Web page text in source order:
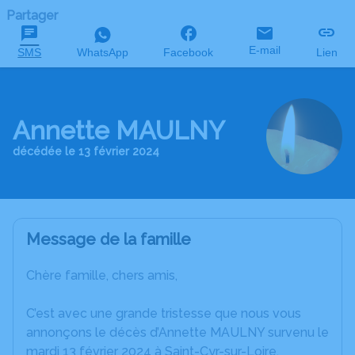
Partager
SMS WhatsApp Facebook E-mail Lien
Annette MAULNY
décédée le 13 février 2024
Message de la famille
Chère famille, chers amis,
C’est avec une grande tristesse que nous vous
annonçons le décès d’Annette MAULNY survenu le
mardi 13 février 2024 à Saint-Cyr-sur-Loire.